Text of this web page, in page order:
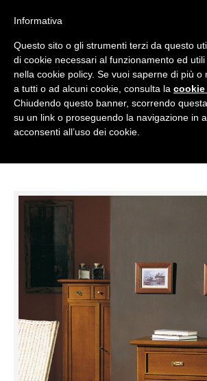
045 7135848
Informativa
Questo sito o gli strumenti terzi da questo
di cookie necessari al funzionamento ed
nella cookie policy. Se vuoi saperne di più o
a tutti o ad alcuni cookie, consulta la
Chiudendo questo banner, scorrendo
su un link o proseguendo la navigazione in
acconsenti all’uso dei cookie.